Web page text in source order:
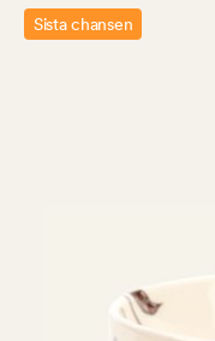
att
pausa.
Sista chansen